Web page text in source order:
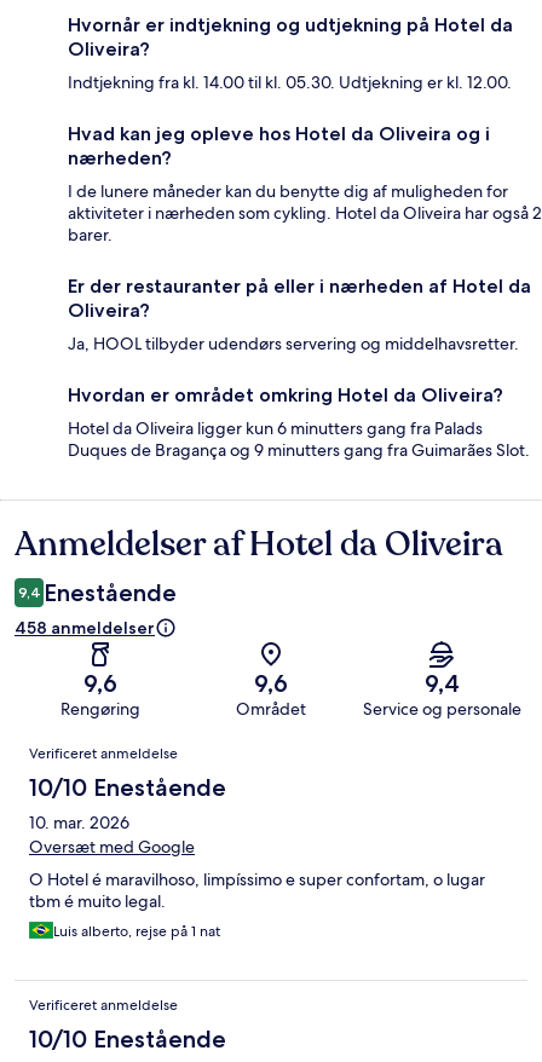
Hvornår er indtjekning og udtjekning på Hotel da
Oliveira?
Indtjekning fra kl. 14.00 til kl. 05.30. Udtjekning er kl. 12.00.
Hvad kan jeg opleve hos Hotel da Oliveira og i
nærheden?
I de lunere måneder kan du benytte dig af muligheden for
aktiviteter i nærheden som cykling. Hotel da Oliveira har også 2
barer.
Er der restauranter på eller i nærheden af Hotel da
Oliveira?
Ja, HOOL tilbyder udendørs servering og middelhavsretter.
Hvordan er området omkring Hotel da Oliveira?
Hotel da Oliveira ligger kun 6 minutters gang fra Palads
Duques de Bragança og 9 minutters gang fra Guimarães Slot.
Anmeldelser
Anmeldelser af Hotel da Oliveira
9,4 Enestående
458 anmeldelser
9,6
Rengøring
9,6
Området
9,4
Service og personale
Anmeldelser
Verificeret anmeldelse
10/10 Enestående
10. mar. 2026
Oversæt med Google
O Hotel é maravilhoso, limpíssimo e super confortam, o lugar
tbm é muito legal.
Luis alberto, rejse på 1 nat
Verificeret anmeldelse
10/10 Enestående